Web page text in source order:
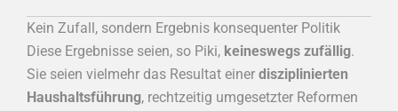
Kein Zufall, sondern Ergebnis konsequenter Politik
Diese Ergebnisse seien, so Piki, keineswegs zufällig.
Sie seien vielmehr das Resultat einer disziplinierten
Haushaltsführung, rechtzeitig umgesetzter Reformen